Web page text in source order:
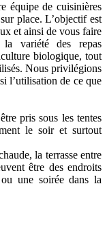
équipe de cuisinières
place. L’objectif est
et ainsi de vous faire
variété des repas
biologique, tout
Nous privilégions
l’utilisation de ce que
pris sous les tentes
le soir et surtout
la terrasse entre
être des endroits
une soirée dans la